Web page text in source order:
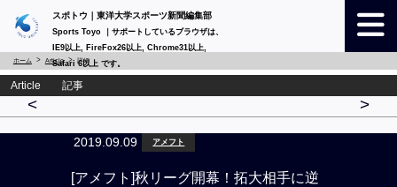
スポトウ｜東洋大学スポーツ新聞編集部
Sports Toyo ｜サポートしているブラウザは、
IE9以上, FireFox26以上, Chrome31以上,
Safari 6以上 です。
ホーム Article 詳細
Article 記事
< >
2019.09.09 アメフト
[アメフト]秋リーグ開幕！拓大相手に逆